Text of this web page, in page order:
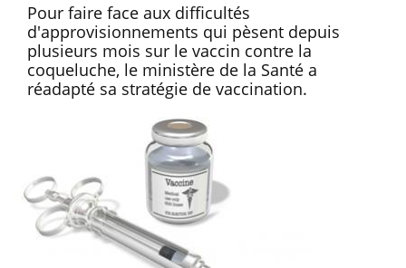
Pour faire face aux difficultés
d'approvisionnements qui pèsent depuis
plusieurs mois sur le vaccin contre la
coqueluche, le ministère de la Santé a
réadapté sa stratégie de vaccination.